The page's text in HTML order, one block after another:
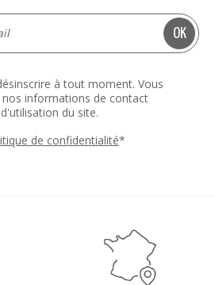
à tout moment. Vous
informations de contact
du site.
de confidentialité*